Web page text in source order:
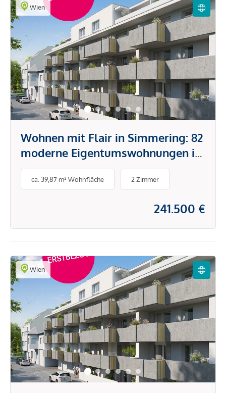
Wien
Wohnen mit Flair in Simmering: 82
moderne Eigentumswohnungen in
ruhiger Umgebung
ca. 39,87 m² Wohnfläche 2 Zimmer
241.500 €
Wien